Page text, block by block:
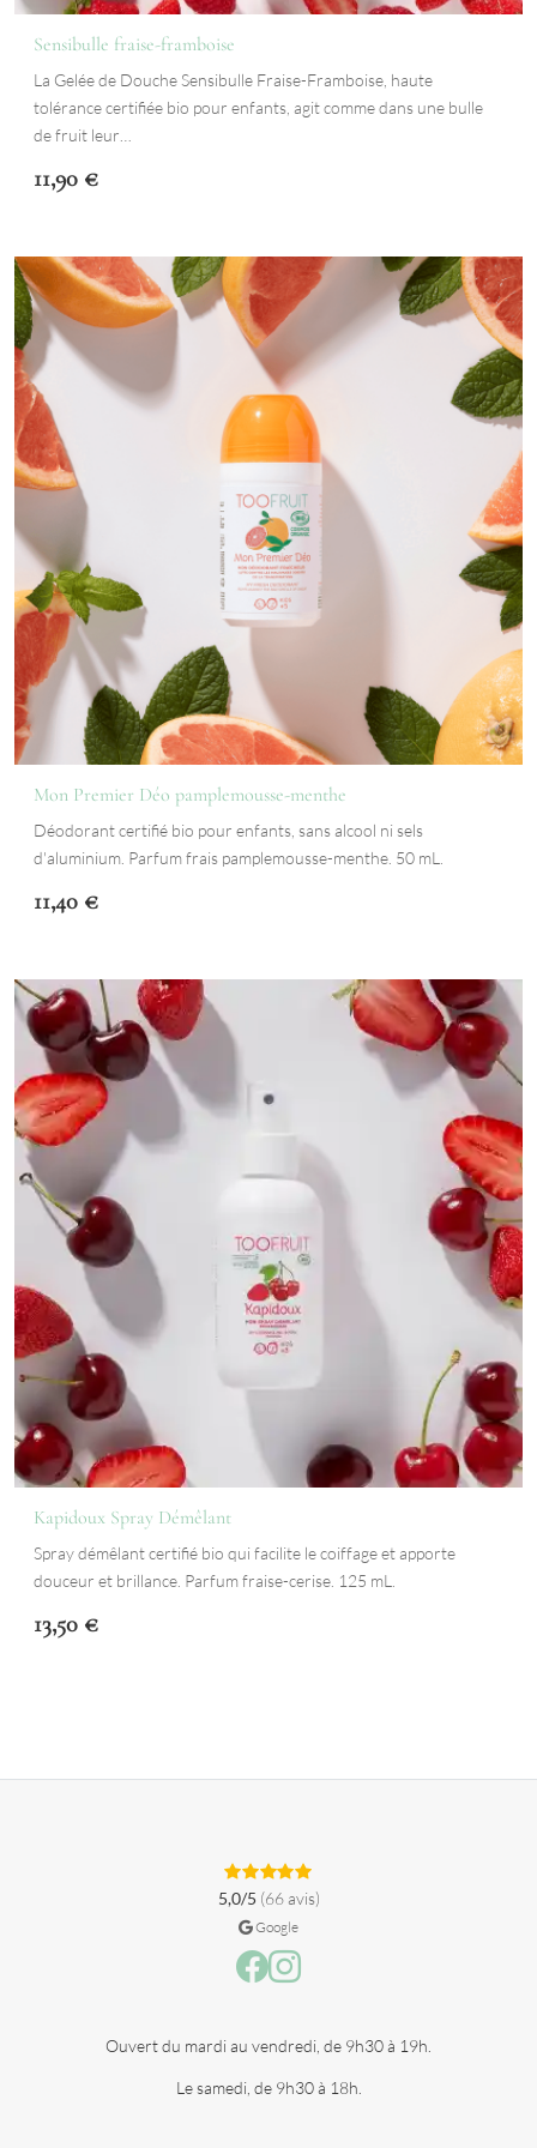
Sensibulle fraise-framboise
La Gelée de Douche Sensibulle Fraise-Framboise, haute
tolérance certifiée bio pour enfants, agit comme dans une bulle
de fruit leur…
11,90 €
Mon Premier Déo pamplemousse-menthe
Déodorant certifié bio pour enfants, sans alcool ni sels
d'aluminium. Parfum frais pamplemousse-menthe. 50 mL.
11,40 €
Kapidoux Spray Démêlant
Spray démêlant certifié bio qui facilite le coiffage et apporte
douceur et brillance. Parfum fraise-cerise. 125 mL.
13,50 €
5,0/5 (66 avis)
Google
Facebook
Instagram
Ouvert du mardi au vendredi, de 9h30 à 19h.
Le samedi, de 9h30 à 18h.